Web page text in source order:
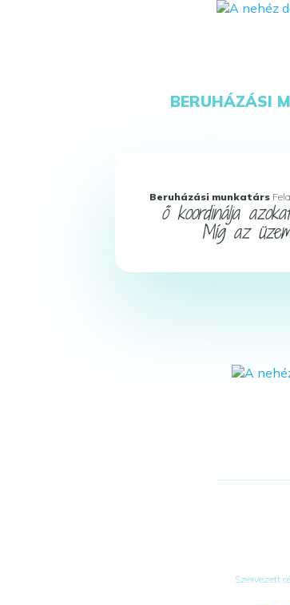
BERUHÁZÁSI
Beruházási munkatárs
ő koordinálja
Míg az
Szervezett